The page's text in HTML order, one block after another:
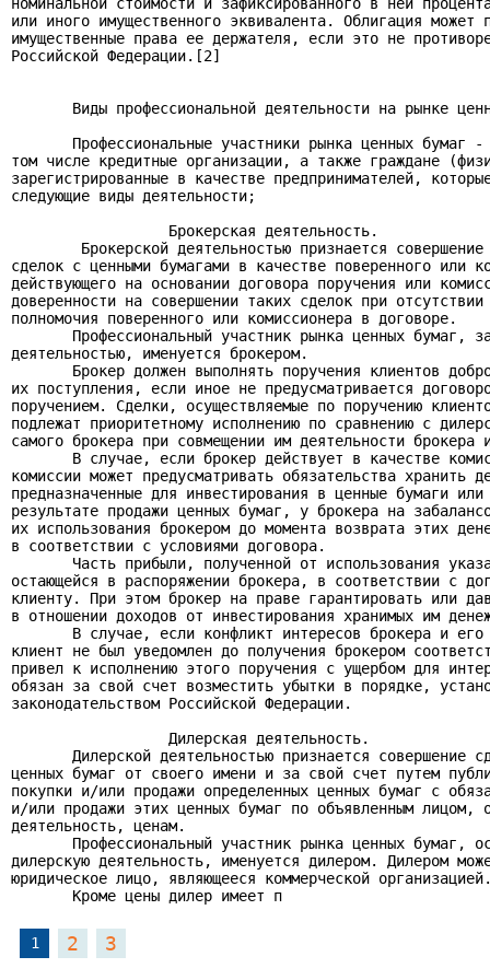
или иного имущественного эквивалента. Облигация может
имущественные права ее держателя, если это не
Российской Федерации.[2]
Виды профессиональной деятельности на рынке
Профессиональные участники рынка ценных бумаг
том числе кредитные организации, а также граждане
зарегистрированные в качестве предпринимателей,
следующие виды деятельности;
                  Брокерская деятельность.
Брокерской деятельностью признается
сделок с ценными бумагами в качестве поверенного или
действующего на основании договора поручения или
доверенности на совершении таких сделок при
полномочия поверенного или комиссионера в договоре.
Профессиональный участник рынка ценных бумаг,
деятельностью, именуется брокером.
Брокер должен выполнять поручения клиентов
их поступления, если иное не предусматривается
поручением. Сделки, осуществляемые по поручению
подлежат приоритетному исполнению по сравнению с
самого брокера при совмещении им деятельности брокера
В случае, если брокер действует в качестве
комиссии может предусматривать обязательства хранить
предназначенные для инвестирования в ценные бумаги
результате продажи ценных бумаг, у брокера на
их использования брокером до момента возврата этих
в соответствии с условиями договора.
Часть прибыли, полученной от использования
остающейся в распоряжении брокера, в соответствии с
клиенту. При этом брокер на праве гарантировать или
в отношении доходов от инвестирования хранимых им
В случае, если конфликт интересов брокера и его
клиент не был уведомлен до получения брокером
привел к исполнению этого поручения с ущербом для
обязан за свой счет возместить убытки в порядке,
законодательством Российской Федерации.
                  Дилерская деятельность.
Дилерской деятельностью признается совершение
ценных бумаг от своего имени и за свой счет путем
покупки и/или продажи определенных ценных бумаг с
и/или продажи этих ценных бумаг по объявленным лицом,
деятельность, ценам.
Профессиональный участник рынка ценных бумаг,
дилерскую деятельность, именуется дилером. Дилером
юридическое лицо, являющееся коммерческой
       Кроме цены дилер имеет п
1 2 3